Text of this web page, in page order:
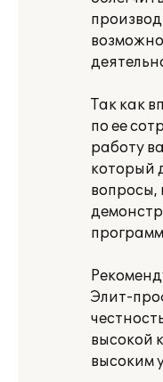
Так как
по ее
работу
который
вопросы,
Элит-
высокой
высоким